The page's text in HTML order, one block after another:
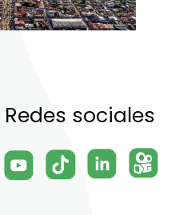
sociales